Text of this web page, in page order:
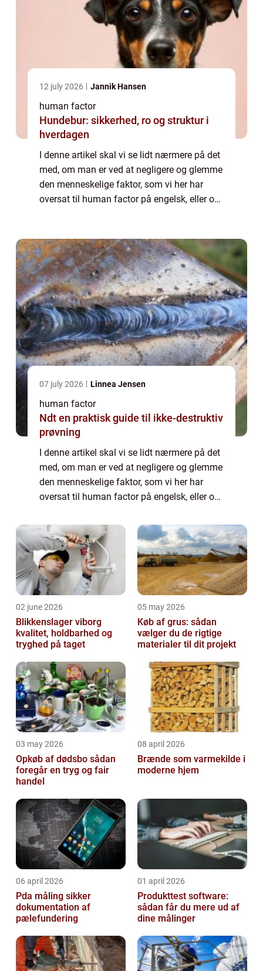
12 july 2026 Jannik Hansen
human factor
Hundebur: sikkerhed, ro og struktur i
hverdagen
I denne artikel skal vi se lidt nærmere på det
med, om man er ved at negligere og glemme
den menneskelige faktor, som vi her har
oversat til human factor på engelsk, eller om
07 july 2026 Linnea Jensen
human factor
Ndt en praktisk guide til ikke-destruktiv
prøvning
I denne artikel skal vi se lidt nærmere på det
med, om man er ved at negligere og glemme
den menneskelige faktor, som vi her har
oversat til human factor på engelsk, eller om
mere værdi? At tale om hum...
02 june 2026
Blikkenslager viborg
kvalitet, holdbarhed og
tryghed på taget
05 may 2026
Køb af grus: sådan
vælger du de rigtige
materialer til dit projekt
03 may 2026
Opkøb af dødsbo sådan
foregår en tryg og fair
handel
08 april 2026
Brænde som varmekilde i
moderne hjem
06 april 2026
Pda måling sikker
dokumentation af
pælefundering
01 april 2026
Produkttest software:
sådan får du mere ud af
dine målinger